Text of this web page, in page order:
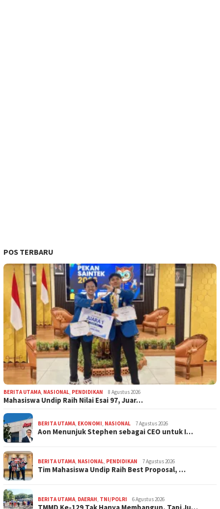
POS TERBARU
BERITA UTAMA, NASIONAL, PENDIDIKAN 8 Agustus 2026
Mahasiswa Undip Raih Nilai Esai 97, Juar…
BERITA UTAMA, EKONOMI, NASIONAL 7 Agustus 2026
Aon Menunjuk Stephen sebagai CEO untuk I…
BERITA UTAMA, NASIONAL, PENDIDIKAN 7 Agustus 2026
Tim Mahasiswa Undip Raih Best Proposal, …
BERITA UTAMA, DAERAH, TNI/POLRI 6 Agustus 2026